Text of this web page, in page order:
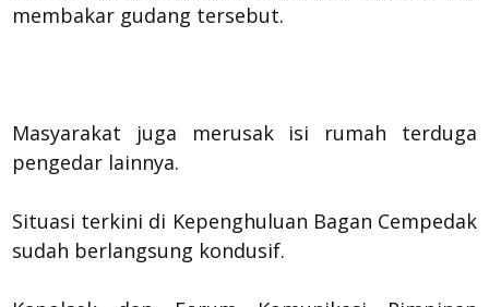
membakar gudang tersebut.
Masyarakat juga merusak isi rumah terduga
pengedar lainnya.
Situasi terkini di Kepenghuluan Bagan Cempedak
sudah berlangsung kondusif.